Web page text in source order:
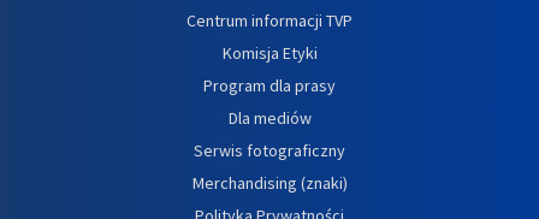
Centrum informacji TVP
Komisja Etyki
Program dla prasy
Dla mediów
Serwis fotograficzny
Merchandising (znaki)